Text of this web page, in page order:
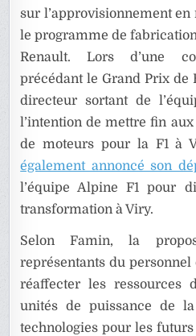
sur l’approvisionnement en
le programme de
Renault. Lors d’une
précédant le Grand Prix de
directeur sortant de
l’intention de mettre fin
de moteurs pour la F1 à
également annoncé son
l’équipe Alpine F1 pour
transformation à Viry.
Selon Famin, la
représentants du
réaffecter les ressources
unités de puissance de
technologies pour les